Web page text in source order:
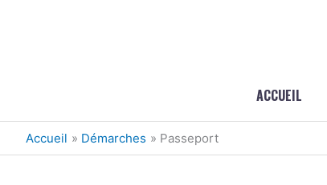
ACCUEIL
Accueil Démarches Passeport